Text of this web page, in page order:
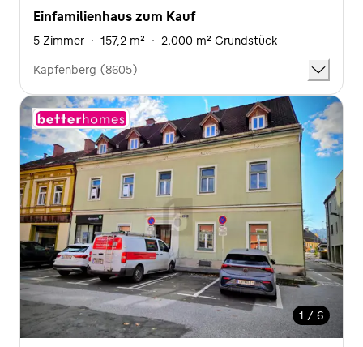
Einfamilienhaus zum Kauf
5 Zimmer · 157,2 m² · 2.000 m² Grundstück
Kapfenberg (8605)
1 / 6